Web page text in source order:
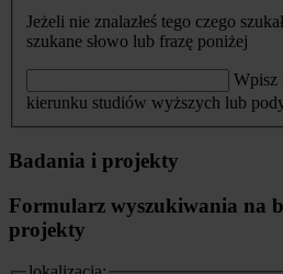
Jeżeli nie znalazłeś tego czego
szukane słowo lub frazę poniżej
Wpisz
kierunku studiów wyższych lub
Badania i projekty
Formularz wyszukiwania na
projekty